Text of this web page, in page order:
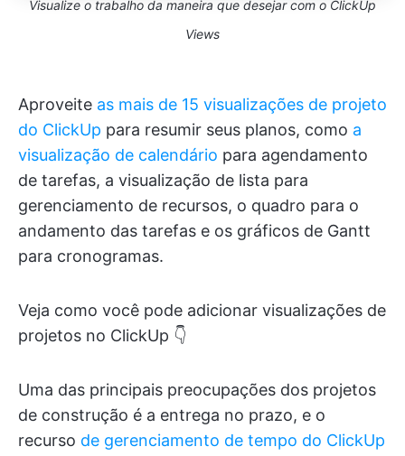
Visualize o trabalho da maneira que desejar com o ClickUp
Views
Aproveite as mais de 15 visualizações de projeto
do ClickUp para resumir seus planos, como a
visualização de calendário para agendamento
de tarefas, a visualização de lista para
gerenciamento de recursos, o quadro para o
andamento das tarefas e os gráficos de Gantt
para cronogramas.
Veja como você pode adicionar visualizações de
projetos no ClickUp 👇
Uma das principais preocupações dos projetos
de construção é a entrega no prazo, e o
recurso de gerenciamento de tempo do ClickUp